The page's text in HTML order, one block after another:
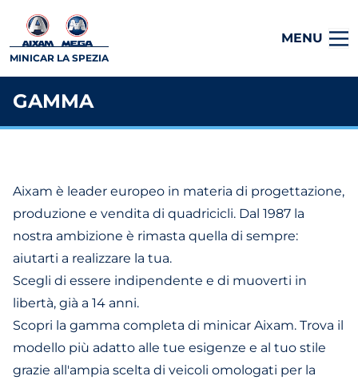
MINICAR LA SPEZIA
MENU
GAMMA
Aixam è leader europeo in materia di progettazione,
produzione e vendita di quadricicli. Dal 1987 la
nostra ambizione è rimasta quella di sempre:
aiutarti a realizzare la tua.
Scegli di essere indipendente e di muoverti in
libertà, già a 14 anni.
Scopri la gamma completa di minicar Aixam. Trova il
modello più adatto alle tue esigenze e al tuo stile
grazie all'ampia scelta di veicoli omologati per la